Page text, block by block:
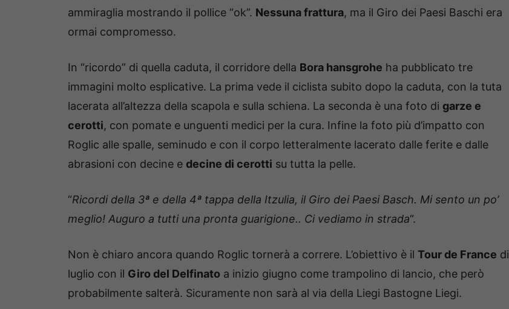
ammiraglia mostrando il pollice “ok”. Nessuna frattura, ma il Giro dei Paesi Baschi era
ormai compromesso.
In “ricordo” di quella caduta, il corridore della Bora hansgrohe ha pubblicato tre
immagini molto esplicative. La prima vede il ciclista subito dopo la caduta, con la tuta
lacerata all’altezza della scapola e sulla schiena. La seconda è una foto di garze e
cerotti, con pomate e unguenti medici per la cura. Infine la foto più d’impatto con
Roglic alle spalle, seminudo e con il corpo letteralmente lacerato dalle ferite e dalle
abrasioni con decine e decine di cerotti su tutta la pelle.
“Ricordi della 3ª e della 4ª tappa della Itzulia, il Giro dei Paesi Basch. Mi sento un po’
meglio! Auguro a tutti una pronta guarigione.. Ci vediamo in strada“.
Non è chiaro ancora quando Roglic tornerà a correre. L’obiettivo è il Tour de France di
luglio con il Giro del Delfinato a inizio giugno come trampolino di lancio, che però
probabilmente salterà. Sicuramente non sarà al via della Liegi Bastogne Liegi.